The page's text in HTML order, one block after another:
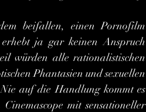
ja gar keinen Anspruch
würden alle rationalistischen
Phantasien und sexuellen
auf die Handlung kommt es
mit sensationeller